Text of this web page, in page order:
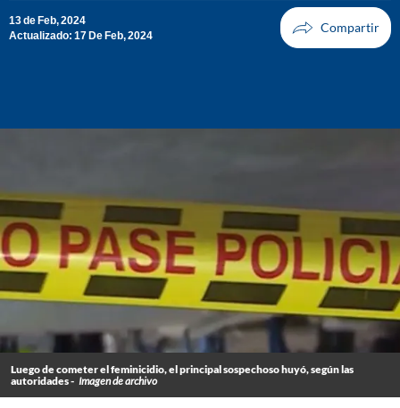
13 de Feb, 2024
Actualizado: 17 De Feb, 2024
Luego de cometer el feminicidio, el principal sospechoso huyó, según las
autoridades - Imagen de archivo